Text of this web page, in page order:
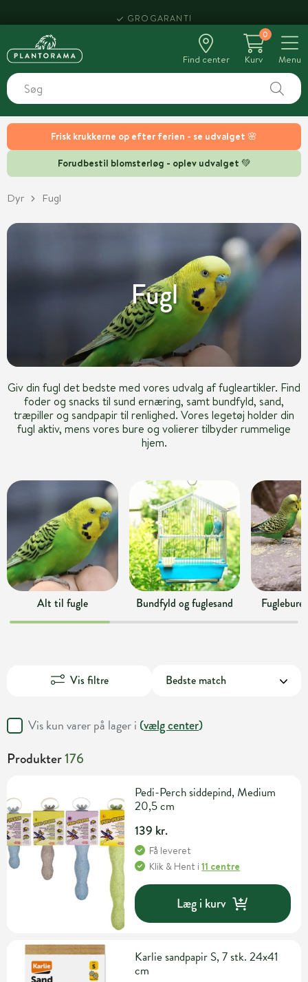
Frisk krukkerne op efter ferien - se udvalget 🌸
Forudbestil blomsterløg - oplev udvalget 💚
Find center
0
Kurv
Menu
Dyr Fugl
Fugl
Giv din fugl det bedste med vores udvalg af fugleartikler. Find
foder og snacks til sund ernæring, samt bundfyld, sand,
træpiller og sandpapir til renlighed. Vores legetøj holder din
fugl aktiv, mens vores bure og volierer tilbyder rummelige
hjem.
Alt til fugle Bundfyld og fuglesand
Vis filtre
Vis kun varer på lager i (vælg center)
Produkter176
Pedi-Perch siddepind, Medium
20,5 cm
139 kr.
Få leveret
Klik & Hent i11 centre
Læg i kurv
Karlie sandpapir S, 7 stk. 24x41
cm